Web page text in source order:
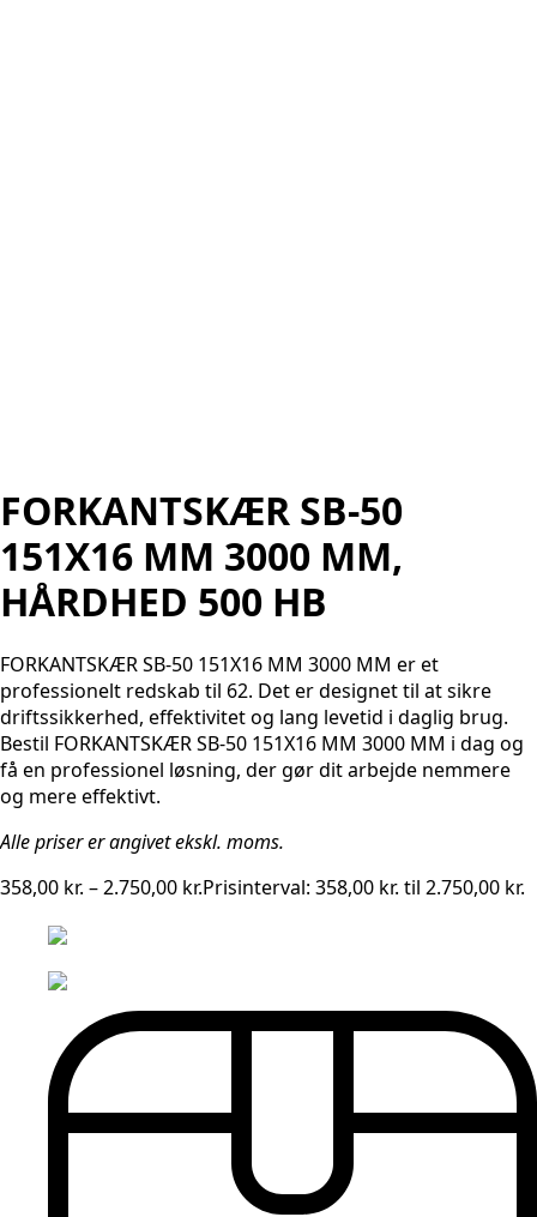
FORKANTSKÆR SB-50
151X16 MM 3000 MM,
HÅRDHED 500 HB
FORKANTSKÆR SB-50 151X16 MM 3000 MM er et
professionelt redskab til 62. Det er designet til at sikre
driftssikkerhed, effektivitet og lang levetid i daglig brug.
Bestil FORKANTSKÆR SB-50 151X16 MM 3000 MM i dag og
få en professionel løsning, der gør dit arbejde nemmere
og mere effektivt.
Alle priser er angivet ekskl. moms.
358,00 kr. –2.750,00 kr.Prisinterval: 358,00 kr. til 2.750,00 kr.